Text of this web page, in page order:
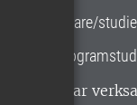
Lärare/
har